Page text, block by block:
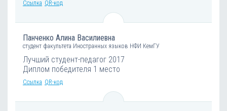
Ссылка QR-код
Панченко Алина Василиевна
студент факультета Иностранных языков НФИ КемГУ
Лучший студент-педагог 2017
Диплом победителя 1 место
Ссылка QR-код